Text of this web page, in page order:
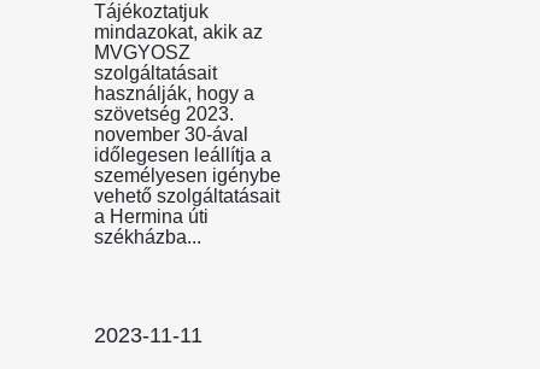
Tájékoztatjuk
mindazokat, akik az
MVGYOSZ
szolgáltatásait
használják, hogy a
szövetség 2023.
november 30-ával
időlegesen leállítja a
személyesen igénybe
vehető szolgáltatásait
a Hermina úti
székházba...
2023-11-11